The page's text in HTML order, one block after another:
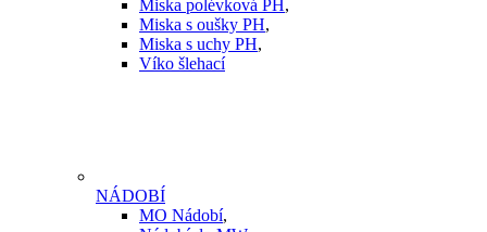
Miska polévková PH,
Miska s oušky PH,
Miska s uchy PH,
Víko šlehací
NÁDOBÍ
MO Nádobí,